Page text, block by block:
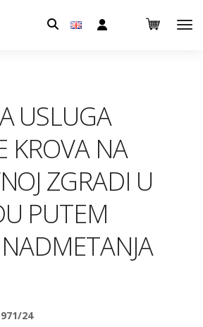
Pretraga:
USLUGA
KROVA NA
ZGRADI U
PUTEM
24